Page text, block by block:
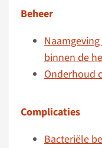
Beheer
binnen de
Onderhoud
Complicaties
Bacteriële